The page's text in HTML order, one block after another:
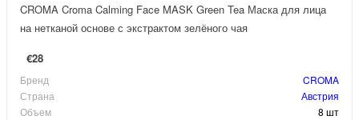
CROMA Croma Calming Face MASK Green Tea Маска для лица
на нетканой основе с экстрактом зелёного чая
€28
Бренд
CROMA
Страна
Австрия
Объем
8 шт